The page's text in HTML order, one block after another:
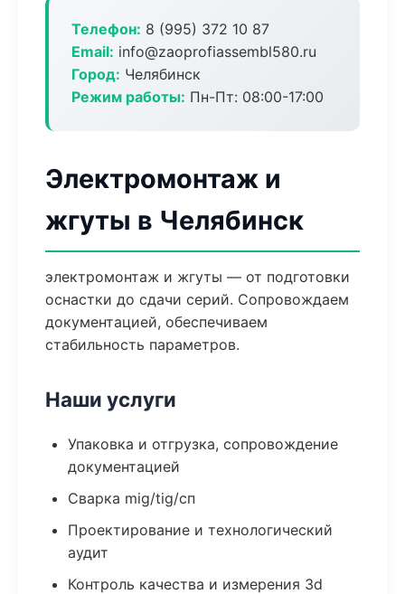
Телефон: 8 (995) 372 10 87
Email: info@zaoprofiassembl580.ru
Город: Челябинск
Режим работы: Пн-Пт: 08:00-17:00
Электромонтаж и
жгуты в Челябинск
электромонтаж и жгуты — от подготовки
оснастки до сдачи серий. Сопровождаем
документацией, обеспечиваем
стабильность параметров.
Наши услуги
Упаковка и отгрузка, сопровождение
документацией
Сварка mig/tig/сп
Проектирование и технологический
аудит
Контроль качества и измерения 3d